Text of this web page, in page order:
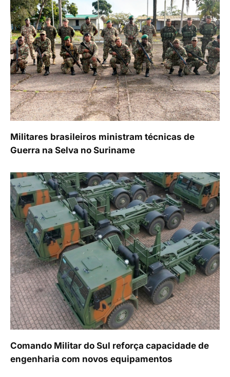
Militares brasileiros ministram técnicas de
Guerra na Selva no Suriname
Comando Militar do Sul reforça capacidade de
engenharia com novos equipamentos